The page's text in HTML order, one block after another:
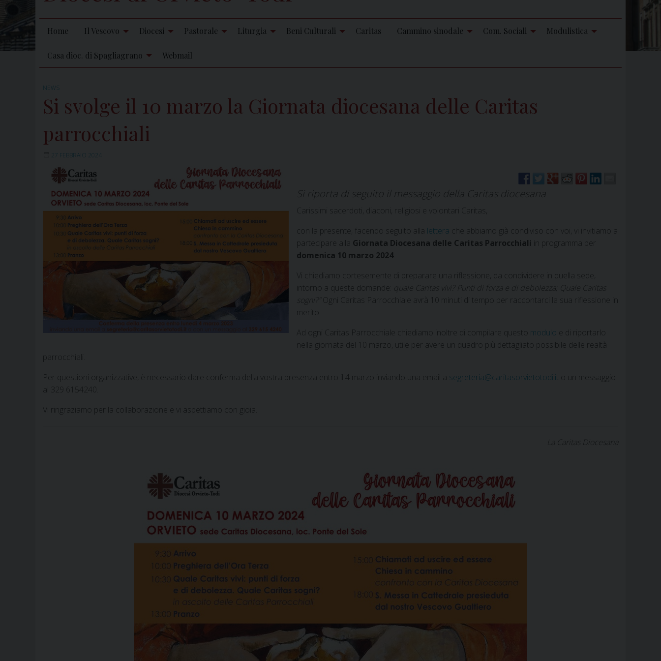
Home Il Vescovo Diocesi Pastorale Liturgia Beni Culturali Caritas Cammino sinodale Com. Sociali Modulistica
Casa dioc. di Spagliagrano Webmail
NEWS
Si svolge il 10 marzo la Giornata diocesana delle Caritas
parrocchiali
27 FEBBRAIO 2024
Si riporta di seguito il messaggio della Caritas diocesana
Carissimi sacerdoti, diaconi, religiosi e volontari Caritas,
con la presente, facendo seguito alla lettera che abbiamo già condiviso con voi, vi invitiamo a
partecipare alla Giornata Diocesana delle Caritas Parrocchiali in programma per
domenica 10 marzo 2024.
Vi chiediamo cortesemente di preparare una riflessione, da condividere in quella sede,
intorno a queste domande:
quale Caritas vivi? Punti di forza e di debolezza; Quale Caritas
sogni?”
Ogni Caritas Parrocchiale avrà 10 minuti di tempo per raccontarci la sua riflessione in
merito.
Ad ogni Caritas Parrocchiale chiediamo inoltre di compilare questo modulo e di riportarlo
nella giornata del 10 marzo, utile per avere un quadro più dettagliato possibile delle realtà
parrocchiali.
Per questioni organizzative, è necessario dare conferma della vostra presenza entro il 4 marzo inviando una email a segreteria@caritasorvietotodi.it o un messaggio
al 329 6154240.
Vi ringraziamo per la collaborazione e vi aspettiamo con gioia.
La Caritas Diocesana